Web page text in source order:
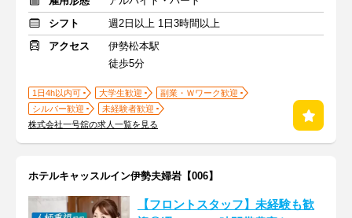
シフト
週2日以上 1日3時間以上
アクセス
伊勢松本駅
徒歩5分
1日4h以内可 大学生歓迎
副業・Ｗワーク歓迎
シルバー歓迎
未経験者歓迎
株式会社一号舘の求人一覧を見る
ホテルキャッスルイン伊勢夫婦岩【006】
【フロントスタッフ】未経験も歓